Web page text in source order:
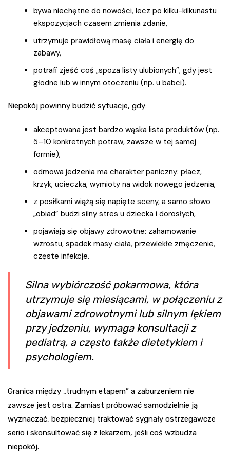
bywa niechętne do nowości, lecz po kilku-kilkunastu
ekspozycjach czasem zmienia zdanie,
utrzymuje prawidłową masę ciała i energię do
zabawy,
potrafi zjeść coś „spoza listy ulubionych”, gdy jest
głodne lub w innym otoczeniu (np. u babci).
Niepokój powinny budzić sytuacje, gdy:
akceptowana jest bardzo wąska lista produktów (np.
5–10 konkretnych potraw, zawsze w tej samej
formie),
odmowa jedzenia ma charakter paniczny: płacz,
krzyk, ucieczka, wymioty na widok nowego jedzenia,
z posiłkami wiążą się napięte sceny, a samo słowo
„obiad” budzi silny stres u dziecka i dorosłych,
pojawiają się objawy zdrowotne: zahamowanie
wzrostu, spadek masy ciała, przewlekłe zmęczenie,
częste infekcje.
Silna wybiórczość pokarmowa, która
utrzymuje się miesiącami, w połączeniu z
objawami zdrowotnymi lub silnym lękiem
przy jedzeniu, wymaga konsultacji z
pediatrą, a często także dietetykiem i
psychologiem.
Granica między „trudnym etapem” a zaburzeniem nie
zawsze jest ostra. Zamiast próbować samodzielnie ją
wyznaczać, bezpieczniej traktować sygnały ostrzegawcze
serio i skonsultować się z lekarzem, jeśli coś wzbudza
niepokój.